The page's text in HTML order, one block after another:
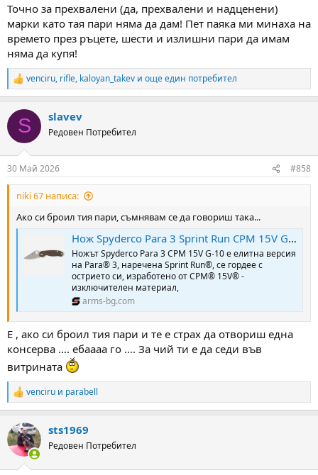
Точно за прехвалени (да, прехвалени и надценени)
марки като тая пари няма да дам! Пет паяка ми минаха на
времето през ръцете, шести и излишни пари да имам
няма да купя!
R
e
c
i
s
:
venciru, rifle, kaloyan_takev и още един потребител
S slavev
Редовен Потребител
30 Май 2026 #858
niki 67 написа:
Ако си броил тия пари, съмнявам се да говориш така...
Нож Spyderco Para 3 Sprint Run CPM 15V G-10 Brown » Arms-Bg Оръжеен Магазин
Ножът Spyderco Para 3 CPM 15V G-10 е елитна версия
на Para® 3, наречена Sprint Run®, се гордее с
острието си, изработено от CPM® 15V® -
изключителен материал,
arms-bg.com
Е , ако си броил тия пари и те е страх да отвориш една
консерва …. ебаааа го …. За чий ти е да седи във
витрината
R
e
c
t
i
venciru и parabell
sts1969
Редовен Потребител